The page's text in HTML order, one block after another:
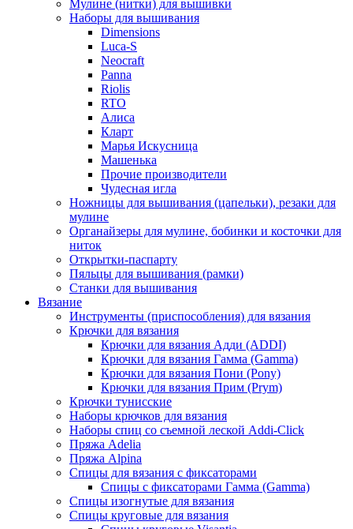
Мулине (нитки) для вышивки
Наборы для вышивания
Dimensions
Luca-S
Neocraft
Panna
Riolis
RTO
Алиса
Кларт
Марья Искусница
Машенька
Прочие производители
Чудесная игла
Ножницы для вышивания (цапельки), резаки для
мулине
Органайзеры для мулине, бобинки и косточки для
ниток
Открытки-паспарту
Пяльцы для вышивания (рамки)
Станки для вышивания
Вязание
Инструменты (приспособления) для вязания
Крючки для вязания
Крючки для вязания Адди (ADDI)
Крючки для вязания Гамма (Gamma)
Крючки для вязания Пони (Pony)
Крючки для вязания Прим (Prym)
Крючки тунисские
Наборы крючков для вязания
Наборы спиц со съемной леской Addi-Click
Пряжа Adelia
Пряжа Alpina
Спицы для вязания с фиксаторами
Спицы с фиксаторами Гамма (Gamma)
Спицы изогнутые для вязания
Спицы круговые для вязания